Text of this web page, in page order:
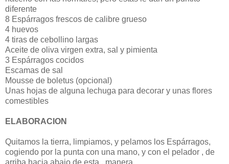
diferente
8 Espárragos frescos de calibre grueso
4 huevos
4 tiras de cebollino largas
Aceite de oliva virgen extra, sal y pimienta
3 Espárragos cocidos
Escamas de sal
Mousse de boletus (opcional)
Unas hojas de alguna lechuga para decorar y unas flores
comestibles
ELABORACION
Quitamos la tierra, limpiamos, y pelamos los Espárragos,
cogiendo por la punta con una mano, y con el pelador , de